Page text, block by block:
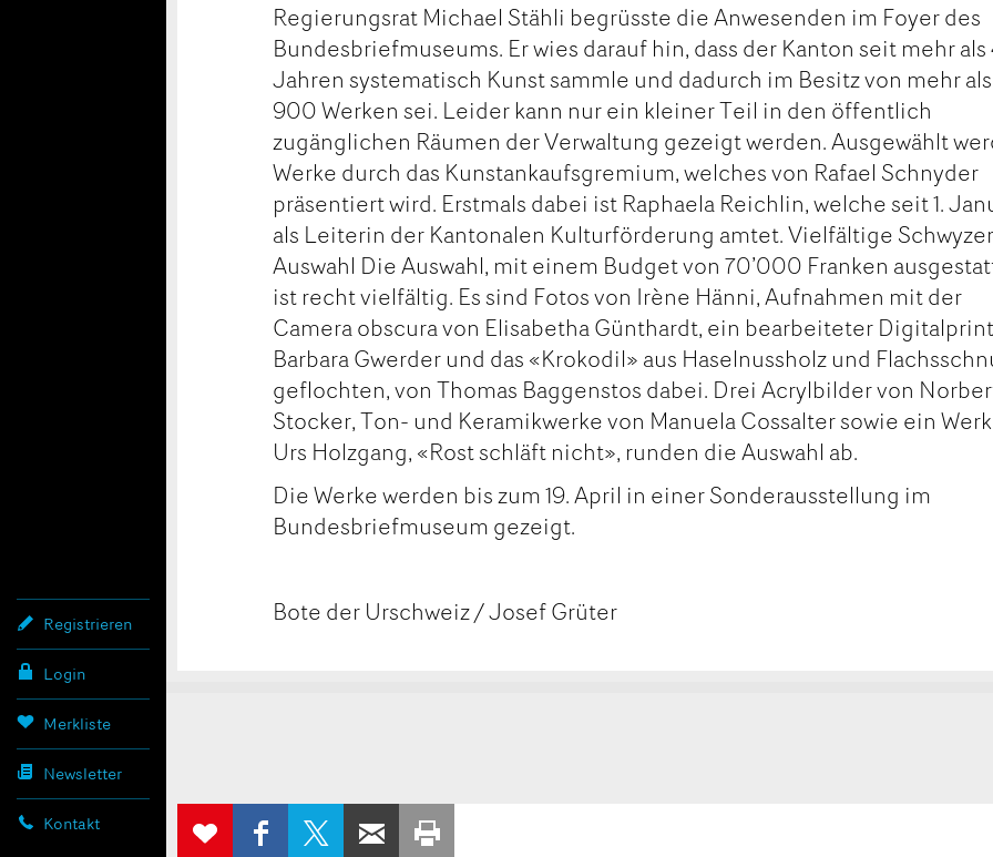
Registrieren
Login
Merkliste
Newsletter
Kontakt
Regierungsrat Michael Stähli begrüsste die Anwesenden im Foyer des
Bundesbriefmuseums. Er wies darauf hin, dass der Kanton seit mehr
Jahren systematisch Kunst sammle und dadurch im Besitz von mehr als
900 Werken sei. Leider kann nur ein kleiner Teil in den öffentlich
zugänglichen Räumen der Verwaltung gezeigt werden. Ausgewählt
Werke durch das Kunstankaufsgremium, welches von Rafael Schnyder
präsentiert wird. Erstmals dabei ist Raphaela Reichlin, welche seit 1.
als Leiterin der Kantonalen Kulturförderung amtet. Vielfältige
Auswahl Die Auswahl, mit einem Budget von 70’000 Franken
ist recht vielfältig. Es sind Fotos von Irène Hänni, Aufnahmen mit der
Camera obscura von Elisabetha Günthardt, ein bearbeiteter
Barbara Gwerder und das «Krokodil» aus Haselnussholz und
geflochten, von Thomas Baggenstos dabei. Drei Acrylbilder von
Stocker, Ton- und Keramikwerke von Manuela Cossalter sowie ein
Urs Holzgang, «Rost schläft nicht», runden die Auswahl ab.
Die Werke werden bis zum 19. April in einer Sonderausstellung im
Bundesbriefmuseum gezeigt.
Bote der Urschweiz / Josef Grüter
MERKLISTE
AUF
FACEBOOK
TEILEN
PER E-MAIL
WEITEREMPFEHLEN